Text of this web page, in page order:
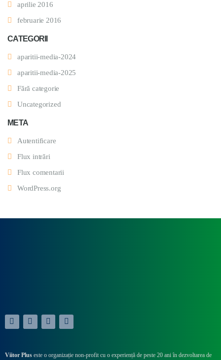
aprilie 2016
februarie 2016
CATEGORII
aparitii-media-2024
aparitii-media-2025
Fără categorie
Uncategorized
META
Autentificare
Flux intrări
Flux comentarii
WordPress.org
Viitor Plus este o organizație non-profit cu o experiență de peste 20 ani în dezvoltarea de